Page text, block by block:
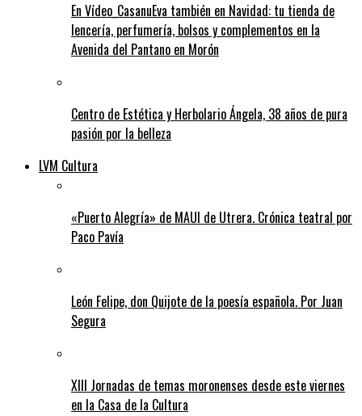
En Vídeo_CasanuEva también en Navidad: tu tienda de
lencería, perfumería, bolsos y complementos en la
Avenida del Pantano en Morón
Centro de Estética y Herbolario Ángela, 38 años de pura
pasión por la belleza
LVM Cultura
«Puerto Alegría» de MAUI de Utrera. Crónica teatral por
Paco Pavía
León Felipe, don Quijote de la poesía española. Por Juan
Segura
XIII Jornadas de temas moronenses desde este viernes
en la Casa de la Cultura